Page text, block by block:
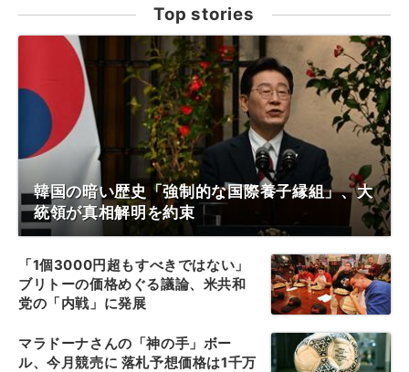
Top stories
韓国の暗い歴史「強制的な国際養子縁組」、大
統領が真相解明を約束
「1個3000円超もすべきではない」
ブリトーの価格めぐる議論、米共和
党の「内戦」に発展
マラドーナさんの「神の手」ボー
ル、今月競売に 落札予想価格は1千万